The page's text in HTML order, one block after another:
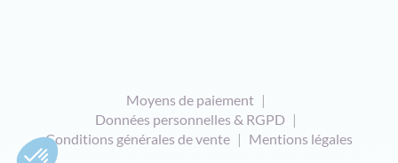
Moyens de paiement
Données personnelles & RGPD
Conditions générales de vente
Mentions légales